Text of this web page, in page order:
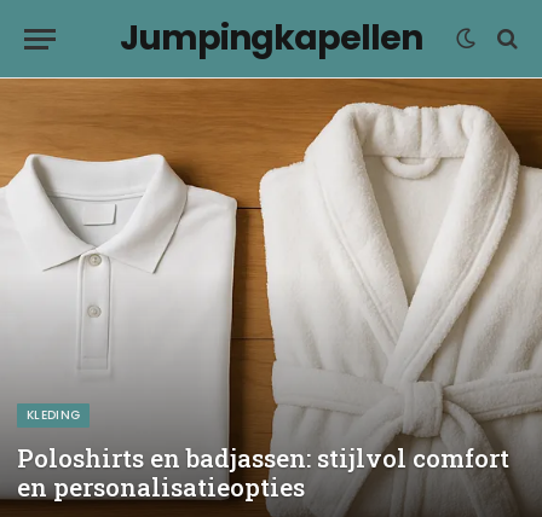
Jumpingkapellen
KLEDING
Poloshirts en badjassen: stijlvol comfort
en personalisatieopties